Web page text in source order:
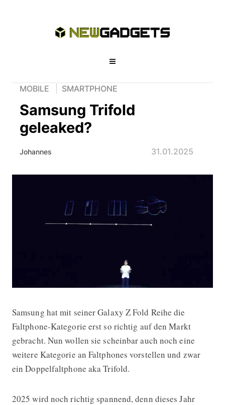
MOBILE SMARTPHONE
Samsung Trifold
geleaked?
Johannes 31.01.2025
Samsung Trifold geleaked?
Samsung hat mit seiner Galaxy Z Fold Reihe die
Faltphone-Kategorie erst so richtig auf den Markt
gebracht. Nun wollen sie scheinbar auch noch eine
weitere Kategorie an Faltphones vorstellen und zwar
ein Doppelfaltphone aka Trifold.
2025 wird noch richtig spannend, denn dieses Jahr